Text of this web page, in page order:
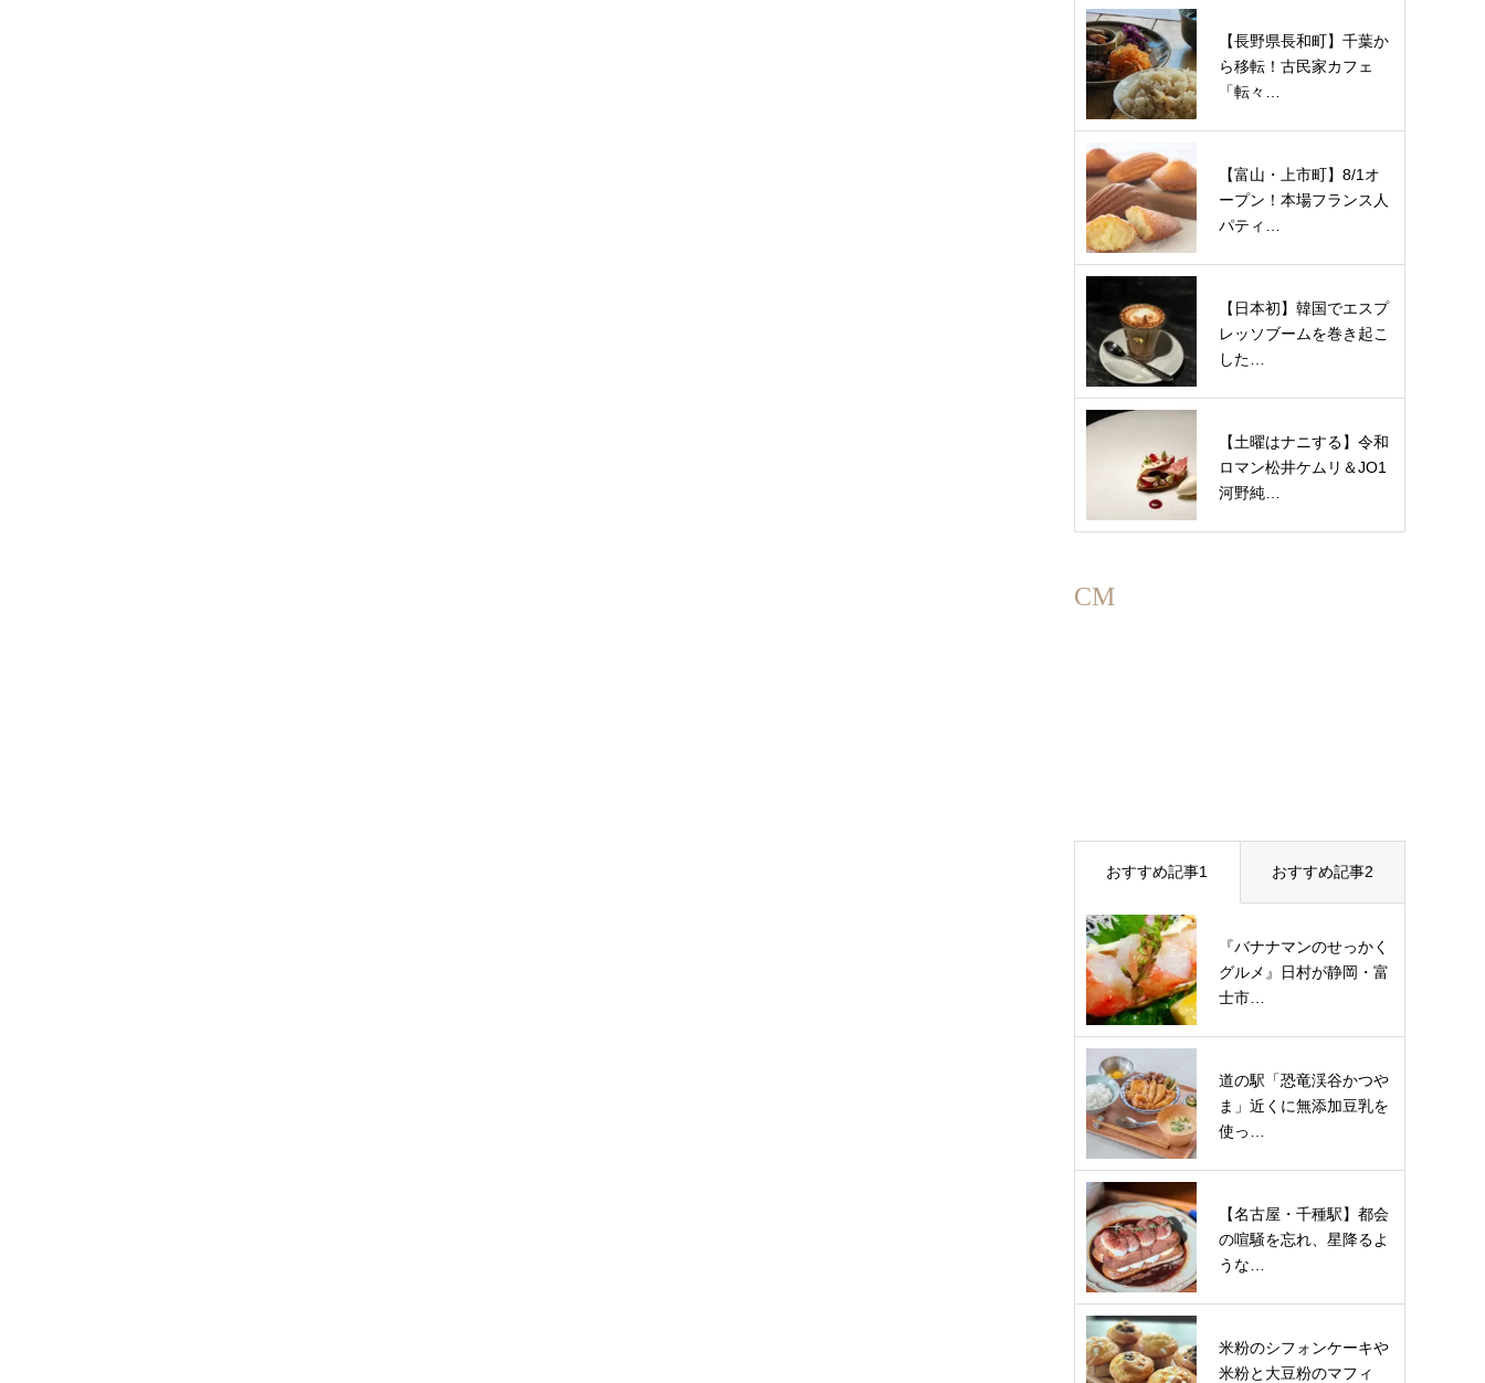
【長野県長和町】千葉か
ら移転！古民家カフェ
「転々…
【富山・上市町】8/1オ
ープン！本場フランス人
パティ…
【日本初】韓国でエスプ
レッソブームを巻き起こ
した…
【土曜はナニする】令和
ロマン松井ケムリ＆JO1
河野純…
CM
おすすめ記事1 おすすめ記事2
『バナナマンのせっかく
グルメ』日村が静岡・富
士市…
道の駅「恐竜渓谷かつや
ま」近くに無添加豆乳を
使っ…
【名古屋・千種駅】都会
の喧騒を忘れ、星降るよ
うな…
米粉のシフォンケーキや
米粉と大豆粉のマフィ